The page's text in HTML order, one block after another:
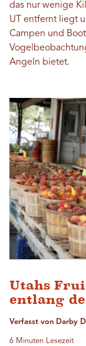
das nur wenige
UT entfernt liegt
Campen und
Angeln bietet.
Utahs
entlang
Verfasst von Darby
6 Minuten Lesezeit